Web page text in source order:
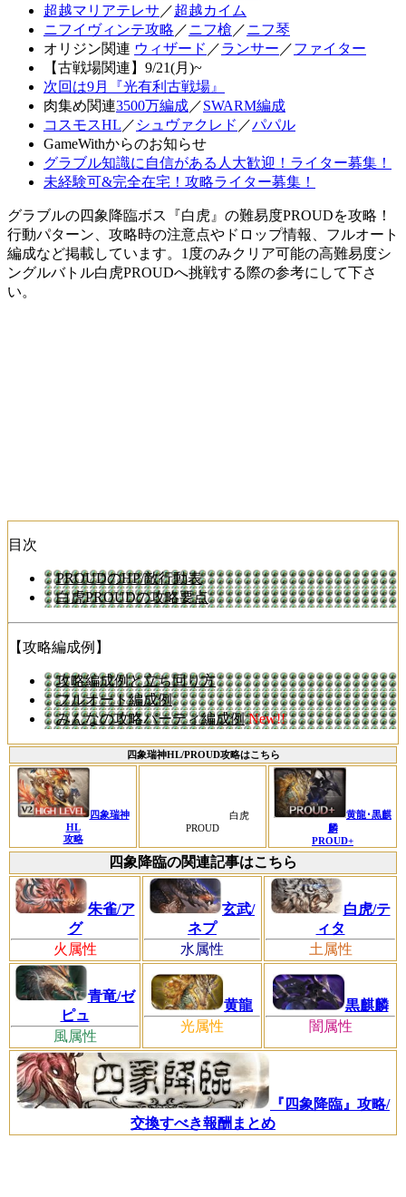
超越マリアテレサ ／超越カイム
ニフイヴィンテ攻略 ／ニフ槍 ／ニフ琴
オリジン関連 ウィザード ／ランサー ／ファイター
【古戦場関連】9/21(月)~
次回は9月『光有利古戦場』
肉集め関連3500万編成／SWARM編成
コスモスHL ／ シュヴァクレド ／パパル
GameWithからのお知らせ
グラブル知識に自信がある人大歓迎！ライター募集！
未経験可&完全在宅！攻略ライター募集！
グラブルの四象降臨ボス『白虎』の難易度PROUDを攻略！
行動パターン、攻略時の注意点やドロップ情報、フルオート
編成など掲載しています。1度のみクリア可能の高難易度シ
ングルバトル白虎PROUDへ挑戦する際の参考にして下さ
い。
目次
PROUDのHP/敵行動表
白虎PROUDの攻略要点
【攻略編成例】
攻略編成例と立ち回り方
フルオート編成例
みんなの攻略パーティ編成例 New!!
四象瑞神HL/PROUD攻略はこちら
四象瑞神
HL
攻略
白虎
PROUD
黄龍･黒麒
麟
PROUD+
四象降臨の関連記事はこちら
朱雀/ア
グ
火属性
玄武/
ネプ
水属性
白虎/テ
ィタ
土属性
青竜/ゼ
ピュ
風属性
黄龍
光属性
黒麒麟
闇属性
『四象降臨』攻略/
交換すべき報酬まとめ